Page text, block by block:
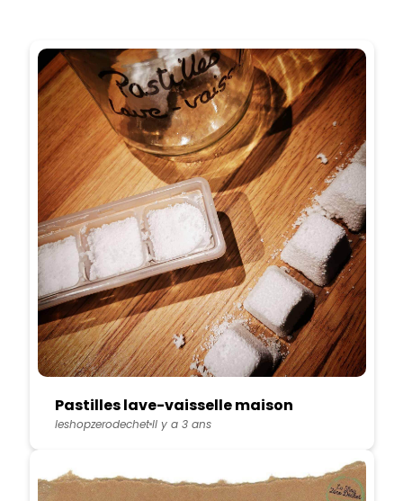
Pastilles lave-vaisselle maison
leshopzerodechetIl y a 3 ans